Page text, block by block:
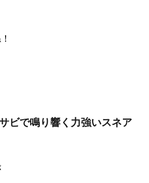
ビで鳴り響く力強いスネア